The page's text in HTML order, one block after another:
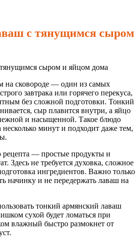
с тянущимся сыром
на сковороде — один из самых
завтрака или горячего перекуса,
без сложной подготовки. Тонкий
сыр плавится внутри, а яйцо
и насыщенной. Такое блюдо
несколько минут и подходит даже тем,
рецепта — простые продукты и
Здесь не требуется духовка, сложное
ингредиентов. Важно только
начинку и не передержать лаваш на
тонкий армянский лаваш
сухой будет ломаться при
влажный быстро размокнет от